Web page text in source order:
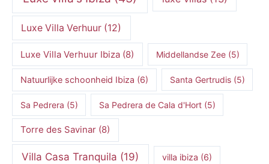
Luxe Villa Verhuur (12)
Luxe Villa Verhuur Ibiza (8) Middellandse Zee(5)
Natuurlijke schoonheid Ibiza (6) Santa Gertrudis(5)
Sa Pedrera (5) Sa Pedrera de Cala d'Hort(5)
Torre des Savinar (8)
Villa Casa Tranquila (19) villa ibiza (6)